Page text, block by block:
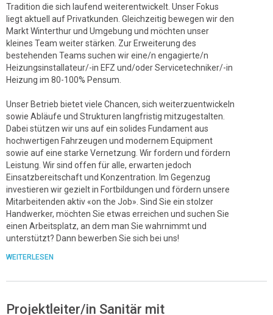
Tradition die sich laufend weiterentwickelt. Unser Fokus
liegt aktuell auf Privatkunden. Gleichzeitig bewegen wir den
Markt Winterthur und Umgebung und möchten unser
kleines Team weiter stärken. Zur Erweiterung des
bestehenden Teams suchen wir eine/n engagierte/n
Heizungsinstallateur/-in EFZ und/oder Servicetechniker/-in
Heizung im 80-100% Pensum.
Unser Betrieb bietet viele Chancen, sich weiterzuentwickeln
sowie Abläufe und Strukturen langfristig mitzugestalten.
Dabei stützen wir uns auf ein solides Fundament aus
hochwertigen Fahrzeugen und modernem Equipment
sowie auf eine starke Vernetzung. Wir fordern und fördern
Leistung. Wir sind offen für alle, erwarten jedoch
Einsatzbereitschaft und Konzentration. Im Gegenzug
investieren wir gezielt in Fortbildungen und fördern unsere
Mitarbeitenden aktiv «on the Job». Sind Sie ein stolzer
Handwerker, möchten Sie etwas erreichen und suchen Sie
einen Arbeitsplatz, an dem man Sie wahrnimmt und
unterstützt? Dann bewerben Sie sich bei uns!
WEITERLESEN
Projektleiter/in Sanitär mit